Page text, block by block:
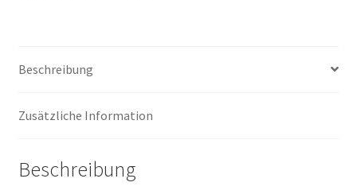
Beschreibung
Zusätzliche Information
Beschreibung